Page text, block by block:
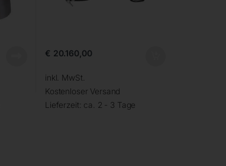
€ 20.160,00
inkl. MwSt.
Kostenloser Versand
Lieferzeit: ca. 2 - 3 Tage